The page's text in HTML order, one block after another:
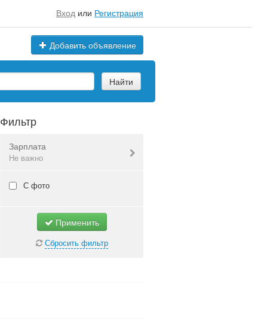
Вход или Регистрация
Добавить объявление
Найти
Фильтр
Зарплата
Не важно
Валюта:руб.
Не важно
С фото
Применить
Сбросить фильтр